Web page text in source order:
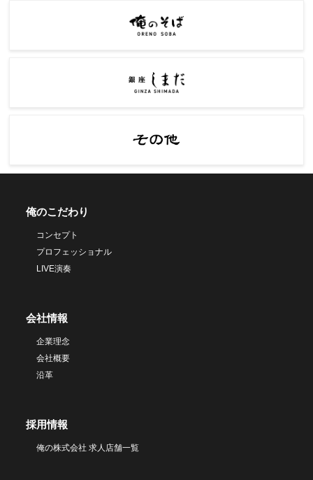
俺のこだわり
コンセプト
プロフェッショナル
LIVE演奏
会社情報
企業理念
会社概要
沿革
採用情報
俺の株式会社 求人店舗一覧